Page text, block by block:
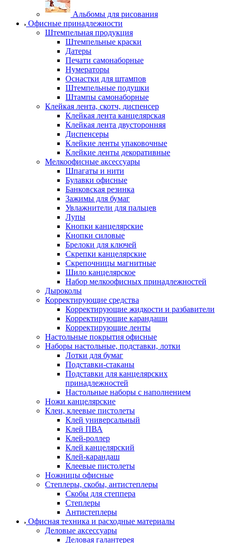
Альбомы для рисования
Офисные принадлежности
Штемпельная продукция
Штемпельные краски
Датеры
Печати самонаборные
Нумераторы
Оснастки для штампов
Штемпельные подушки
Штампы самонаборные
Клейкая лента, скотч, диспенсер
Клейкая лента канцелярская
Клейкая лента двусторонняя
Диспенсеры
Клейкие ленты упаковочные
Клейкие ленты декоративные
Мелкоофисные аксессуары
Шпагаты и нити
Булавки офисные
Банковская резинка
Зажимы для бумаг
Увлажнители для пальцев
Лупы
Кнопки канцелярские
Кнопки силовые
Брелоки для ключей
Скрепки канцелярские
Скрепочницы магнитные
Шило канцелярское
Набор мелкоофисных принадлежностей
Дыроколы
Корректирующие средства
Корректирующие жидкости и разбавители
Корректирующие карандаши
Корректирующие ленты
Настольные покрытия офисные
Наборы настольные, подставки, лотки
Лотки для бумаг
Подставки-стаканы
Подставки для канцелярских
принадлежностей
Настольные наборы с наполнением
Ножи канцелярские
Клеи, клеевые пистолеты
Клей универсальный
Клей ПВА
Клей-роллер
Клей канцелярский
Клей-карандаш
Клеевые пистолеты
Ножницы офисные
Степлеры, скобы, антистеплеры
Скобы для степпера
Степлеры
Антистеплеры
Офисная техника и расходные материалы
Деловые аксессуары
Деловая галантерея